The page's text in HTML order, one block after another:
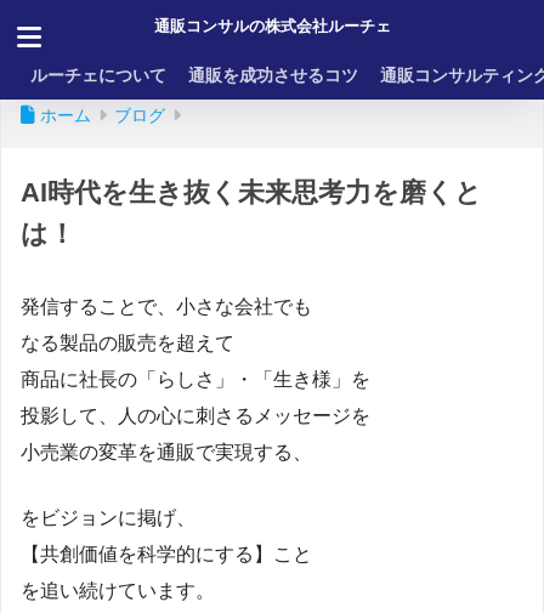
通販コンサルの株式会社ルーチェ
ルーチェについて 通販を成功させるコツ 通販コンサルティン
ホーム ブログ
AI時代を生き抜く未来思考力を磨くと
は！
発信することで、小さな会社でも
なる製品の販売を超えて
商品に社長の「らしさ」・「生き様」を
投影して、人の心に刺さるメッセージを
小売業の変革を通販で実現する、
をビジョンに掲げ、
【共創価値を科学的にする】こと
を追い続けています。